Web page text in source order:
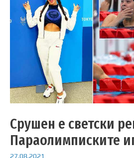
Срушен е светски
Параолимписките
27.08.2021